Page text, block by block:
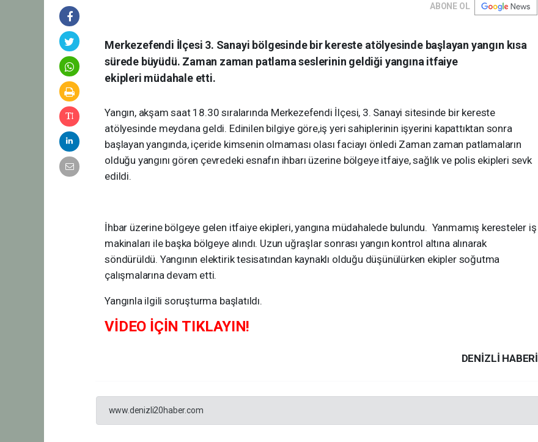
ABONE OL
Merkezefendi İlçesi 3. Sanayi bölgesinde bir kereste atölyesinde başlayan yangın kısa
sürede büyüdü. Zaman zaman patlama seslerinin geldiği yangına itfaiye
ekipleri müdahale etti.
Yangın, akşam saat 18.30 sıralarında Merkezefendi İlçesi, 3. Sanayi sitesinde bir kereste
atölyesinde meydana geldi. Edinilen bilgiye göre,iş yeri sahiplerinin işyerini kapattıktan sonra
başlayan yangında, içeride kimsenin olmaması olası faciayı önledi Zaman zaman patlamaların
olduğu yangını gören çevredeki esnafın ihbarı üzerine bölgeye itfaiye, sağlık ve polis ekipleri sevk
edildi.
İhbar üzerine bölgeye gelen itfaiye ekipleri, yangına müdahalede bulundu. Yanmamış keresteler iş
makinaları ile başka bölgeye alındı. Uzun uğraşlar sonrası yangın kontrol altına alınarak
söndürüldü. Yangının elektirik tesisatından kaynaklı olduğu düşünülürken ekipler soğutma
çalışmalarına devam etti.
Yangınla ilgili soruşturma başlatıldı.
VİDEO İÇİN TIKLAYIN!
DENIZLI HABERİ
www.denizli20haber.com